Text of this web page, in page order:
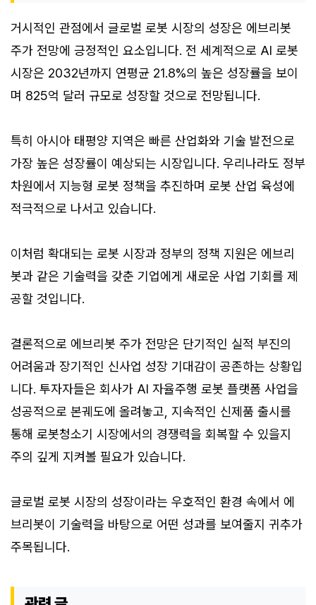
거시적인 관점에서 글로벌 로봇 시장의 성장은 에브리봇
주가 전망에 긍정적인 요소입니다. 전 세계적으로 AI 로봇
시장은 2032년까지 연평균 21.8%의 높은 성장률을 보이
며 825억 달러 규모로 성장할 것으로 전망됩니다.
특히 아시아 태평양 지역은 빠른 산업화와 기술 발전으로
가장 높은 성장률이 예상되는 시장입니다. 우리나라도 정부
차원에서 지능형 로봇 정책을 추진하며 로봇 산업 육성에
적극적으로 나서고 있습니다.
이처럼 확대되는 로봇 시장과 정부의 정책 지원은 에브리
봇과 같은 기술력을 갖춘 기업에게 새로운 사업 기회를 제
공할 것입니다.
결론적으로 에브리봇 주가 전망은 단기적인 실적 부진의
어려움과 장기적인 신사업 성장 기대감이 공존하는 상황입
니다. 투자자들은 회사가 AI 자율주행 로봇 플랫폼 사업을
성공적으로 본궤도에 올려놓고, 지속적인 신제품 출시를
통해 로봇청소기 시장에서의 경쟁력을 회복할 수 있을지
주의 깊게 지켜볼 필요가 있습니다.
글로벌 로봇 시장의 성장이라는 우호적인 환경 속에서 에
브리봇이 기술력을 바탕으로 어떤 성과를 보여줄지 귀추가
주목됩니다.